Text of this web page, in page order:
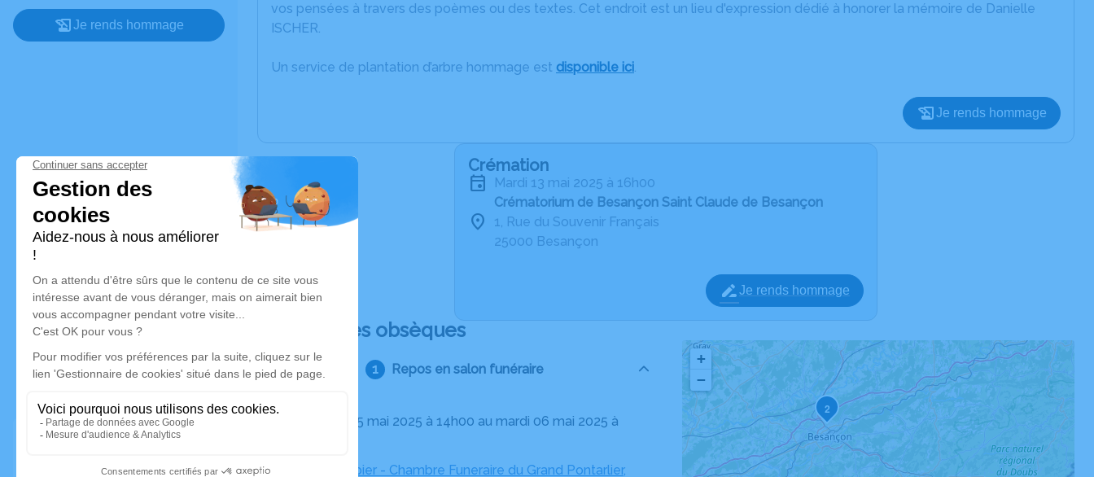
Je rends hommage
vos pensées à travers des poèmes ou des textes. Cet endroit est un lieu d'expression dédié à honorer la mémoire de Danielle
ISCHER.
Un service de plantation d’arbre hommage est disponible ici.
Je rends hommage
Crémation
mardi 13 mai 2025 à 16h00
Crématorium de Besançon Saint Claude de Besançon
1, Rue du Souvenir Français
25000 Besançon
Je rends hommage
Déroulé des obsèques
Repos en salon funéraire
Salon Sorbier - Chambre Funeraire du Grand Pontarlier,
2
+
−